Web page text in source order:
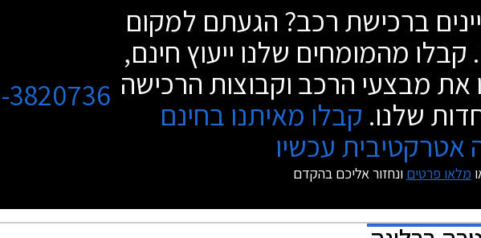
ברכישת רכב? הגעתם למקום
קבלו מהמומחים שלנו ייעוץ חינם,
את מבצעי הרכב וקבוצות הרכישה
שלנו. קבלו מאיתנו בחינם
אטרקטיבית עכשיו
מלאו פרטים ונחזור אליכם בהקדם
3820736